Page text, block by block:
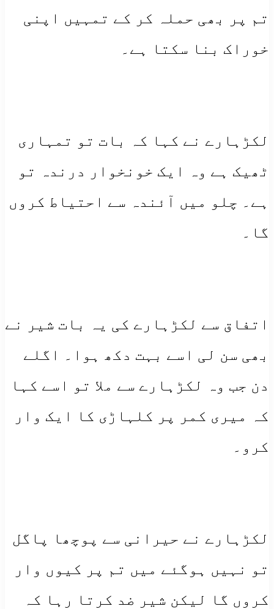
تم پر بھی حملہ کر کے تمہیں اپنی
خوراک بنا سکتا ہے۔
لکڑہارے نے کہا کہ بات تو تمہاری
ٹھیک ہے وہ ایک خونخوار درندہ تو
ہے۔ چلو میں آئندہ سے احتیاط کروں
گا۔
اتفاق سے لکڑہارے کی یہ بات شیر نے
بھی سن لی اسے بہت دکھ ہوا۔ اگلے
دن جب وہ لکڑہارے سے ملا تو اسے کہا
کہ میری کمر پر کلہاڑی کا ایک وار
کرو۔
لکڑہارے نے حیرانی سے پوچھا پاگل
تو نہیں ہوگئے میں تم پر کیوں وار
کروں گا لیکن شیر ضد کرتا رہا کہ